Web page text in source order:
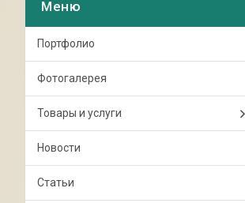
Портфолио
Фотогалерея
Товары и услуги
Новости
Статьи